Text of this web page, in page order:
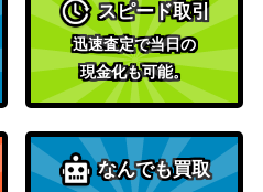
スピード取引
迅速査定で当日の
現金化も可能。
なんでも買取